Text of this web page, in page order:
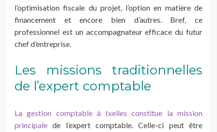
l’optimisation fiscale du projet, l’option en matière de
financement et encore bien d’autres. Bref, ce
professionnel est un accompagnateur efficace du futur
chef d’entreprise.
Les missions traditionnelles
de l’expert comptable
La gestion comptable à Ixelles constitue la mission
principale de l’expert comptable. Celle-ci peut être